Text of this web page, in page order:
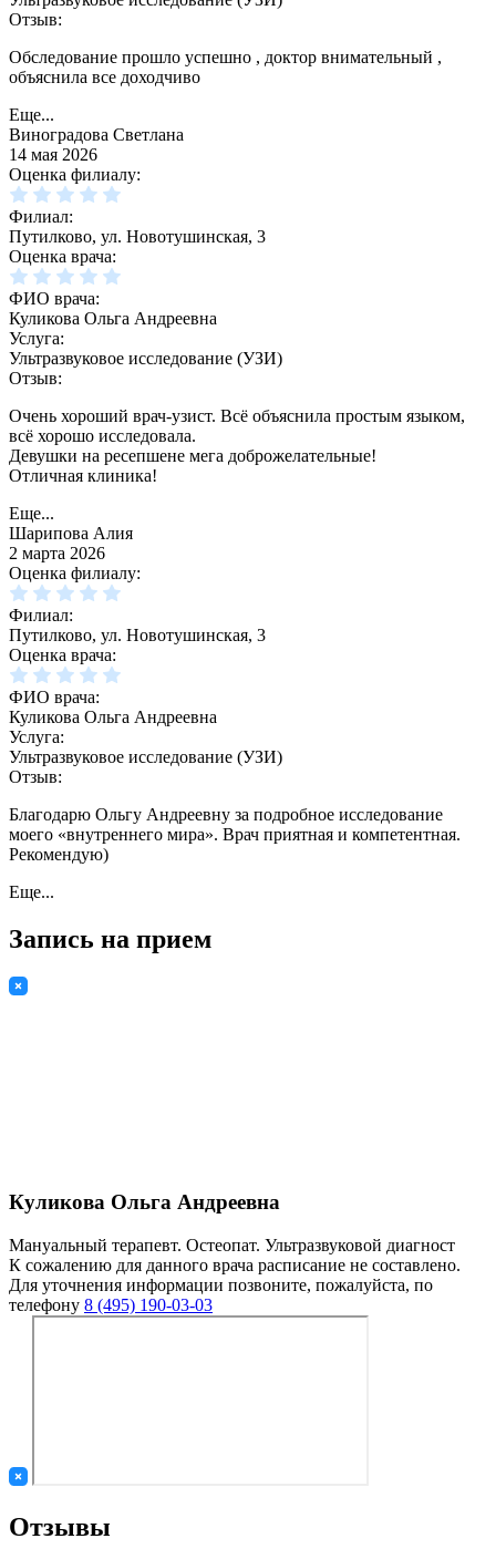
Отзыв:
Обследование прошло успешно , доктор внимательный ,
объяснила все доходчиво
Еще...
Виноградова Светлана
14 мая 2026
Оценка филиалу:
Филиал:
Путилково, ул. Новотушинская, 3
Оценка врача:
ФИО врача:
Куликова Ольга Андреевна
Услуга:
Ультразвуковое исследование (УЗИ)
Отзыв:
Очень хороший врач-узист. Всё объяснила простым языком,
всё хорошо исследовала.
Девушки на ресепшене мега доброжелательные!
Отличная клиника!
Еще...
Шарипова Алия
2 марта 2026
Оценка филиалу:
Филиал:
Путилково, ул. Новотушинская, 3
Оценка врача:
ФИО врача:
Куликова Ольга Андреевна
Услуга:
Ультразвуковое исследование (УЗИ)
Отзыв:
Благодарю Ольгу Андреевну за подробное исследование
моего «внутреннего мира». Врач приятная и компетентная.
Рекомендую)
Еще...
Запись на прием
Куликова Ольга Андреевна
Мануальный терапевт. Остеопат. Ультразвуковой диагност
К сожалению для данного врача расписание не составлено.
Для уточнения информации позвоните, пожалуйста, по
телефону 8 (495) 190-03-03
Отзывы